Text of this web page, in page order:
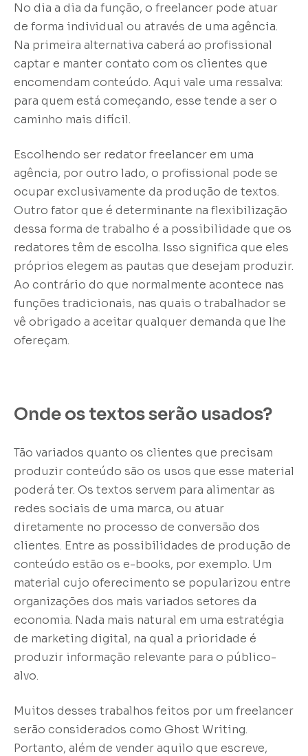
No dia a dia da função, o freelancer pode atuar
de forma individual ou através de uma agência.
Na primeira alternativa caberá ao profissional
captar e manter contato com os clientes que
encomendam conteúdo. Aqui vale uma ressalva:
para quem está começando, esse tende a ser o
caminho mais difícil.
Escolhendo ser redator freelancer em uma
agência, por outro lado, o profissional pode se
ocupar exclusivamente da produção de textos.
Outro fator que é determinante na flexibilização
dessa forma de trabalho é a possibilidade que os
redatores têm de escolha. Isso significa que eles
próprios elegem as pautas que desejam produzir.
Ao contrário do que normalmente acontece nas
funções tradicionais, nas quais o trabalhador se
vê obrigado a aceitar qualquer demanda que lhe
ofereçam.
Onde os textos serão usados?
Tão variados quanto os clientes que precisam
produzir conteúdo são os usos que esse material
poderá ter. Os textos servem para alimentar as
redes sociais de uma marca, ou atuar
diretamente no processo de conversão dos
clientes. Entre as possibilidades de produção de
conteúdo estão os e-books, por exemplo. Um
material cujo oferecimento se popularizou entre
organizações dos mais variados setores da
economia. Nada mais natural em uma estratégia
de marketing digital, na qual a prioridade é
produzir informação relevante para o público-
alvo.
Muitos desses trabalhos feitos por um freelancer
serão considerados como Ghost Writing.
Portanto, além de vender aquilo que escreve,